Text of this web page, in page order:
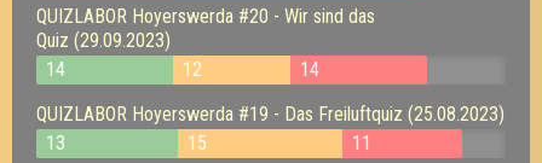
QUIZLABOR Hoyerswerda #20 - Wir sind das
Quiz (29.09.2023)
14
12
14
QUIZLABOR Hoyerswerda #19 - Das Freiluftquiz (25.08.2023)
13
15
11